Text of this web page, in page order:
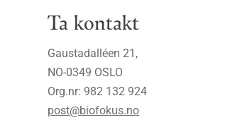
Ta kontakt
Gaustadalléen 21,
NO-0349 OSLO
Org.nr: 982 132 924
post@biofokus.no